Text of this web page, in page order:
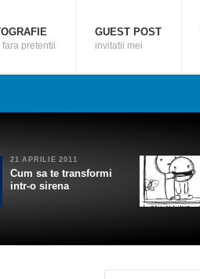
fara pretentii
GUEST POST
invitatii mei
21 APRILIE 2011
Cum sa te transformi
intr-o sirena